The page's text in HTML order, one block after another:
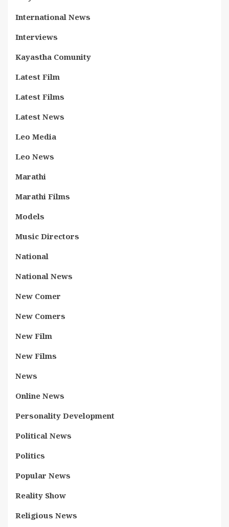
International News
Interviews
Kayastha Comunity
Latest Film
Latest Films
Latest News
Leo Media
Leo News
Marathi
Marathi Films
Models
Music Directors
National
National News
New Comer
New Comers
New Film
New Films
News
Online News
Personality Development
Political News
Politics
Popular News
Reality Show
Religious News